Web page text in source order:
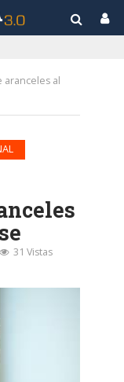
aranceles al
31 Vistas